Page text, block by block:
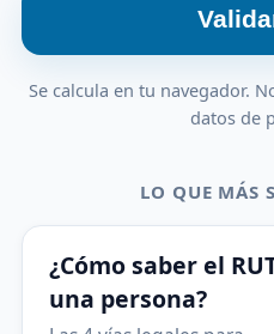
Se calcula en tu navegador.
datos de
LO QUE MÁS
¿Cómo saber el
una persona?